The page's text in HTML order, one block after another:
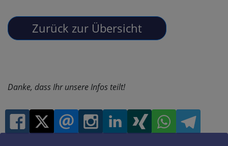
Danke, dass Ihr unsere Infos teilt!